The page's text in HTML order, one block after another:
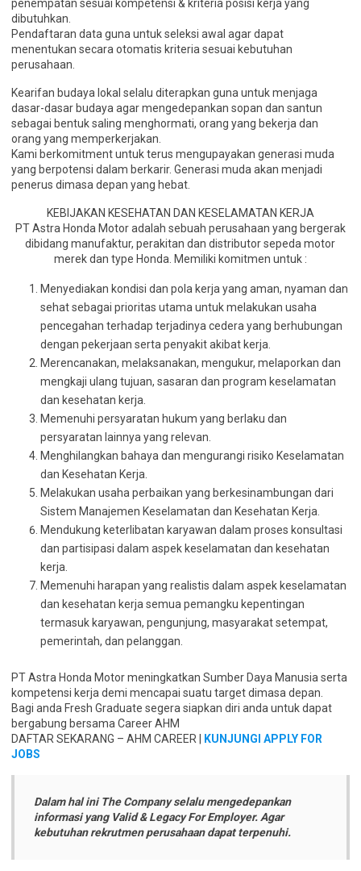
penempatan sesuai kompetensi & kriteria posisi kerja yang
dibutuhkan.
Pendaftaran data guna untuk seleksi awal agar dapat
menentukan secara otomatis kriteria sesuai kebutuhan
perusahaan.
Kearifan budaya lokal selalu diterapkan guna untuk menjaga
dasar-dasar budaya agar mengedepankan sopan dan santun
sebagai bentuk saling menghormati, orang yang bekerja dan
orang yang memperkerjakan.
Kami berkomitment untuk terus mengupayakan generasi muda
yang berpotensi dalam berkarir. Generasi muda akan menjadi
penerus dimasa depan yang hebat.
KEBIJAKAN KESEHATAN DAN KESELAMATAN KERJA
PT Astra Honda Motor adalah sebuah perusahaan yang bergerak
dibidang manufaktur, perakitan dan distributor sepeda motor
merek dan type Honda. Memiliki komitmen untuk :
Menyediakan kondisi dan pola kerja yang aman, nyaman dan
sehat sebagai prioritas utama untuk melakukan usaha
pencegahan terhadap terjadinya cedera yang berhubungan
dengan pekerjaan serta penyakit akibat kerja.
Merencanakan, melaksanakan, mengukur, melaporkan dan
mengkaji ulang tujuan, sasaran dan program keselamatan
dan kesehatan kerja.
Memenuhi persyaratan hukum yang berlaku dan
persyaratan lainnya yang relevan.
Menghilangkan bahaya dan mengurangi risiko Keselamatan
dan Kesehatan Kerja.
Melakukan usaha perbaikan yang berkesinambungan dari
Sistem Manajemen Keselamatan dan Kesehatan Kerja.
Mendukung keterlibatan karyawan dalam proses konsultasi
dan partisipasi dalam aspek keselamatan dan kesehatan
kerja.
Memenuhi harapan yang realistis dalam aspek keselamatan
dan kesehatan kerja semua pemangku kepentingan
termasuk karyawan, pengunjung, masyarakat setempat,
pemerintah, dan pelanggan.
PT Astra Honda Motor meningkatkan Sumber Daya Manusia serta
kompetensi kerja demi mencapai suatu target dimasa depan.
Bagi anda Fresh Graduate segera siapkan diri anda untuk dapat
bergabung bersama Career AHM
DAFTAR SEKARANG – AHM CAREER |
KUNJUNGI APPLY FOR
JOBS
Dalam hal ini The Company selalu mengedepankan
informasi yang Valid & Legacy For Employer. Agar
kebutuhan rekrutmen perusahaan dapat terpenuhi.